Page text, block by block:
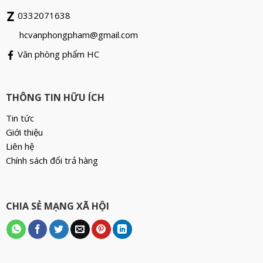
0332071638
hcvanphongpham@gmail.com
Văn phòng phẩm HC
THÔNG TIN HỮU ÍCH
Tin tức
Giới thiệu
Liên hệ
Chính sách đổi trả hàng
CHIA SẺ MẠNG XÃ HỘI